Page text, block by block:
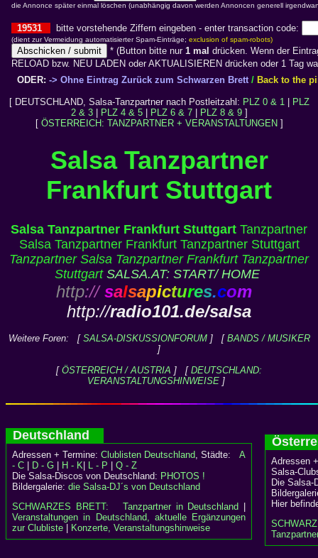
die Annonce später einmal löschen (unabhängig davon werden Annoncen generell
19531 bitte vorstehende Ziffern eingeben - enter transaction code:
(dient zur Vermeidung automatisierter Spam-Einträge; exclusion of spam-robots)
* (Button bitte nur 1 mal drücken. Wenn der
RELOAD bzw. NEU LADEN oder AKTUALISIEREN drücken oder 1 Tag
ODER: -> Ohne Eintrag Zurück zum Schwarzen Brett / Back to the
[ DEUTSCHLAND, Salsa-Tanzpartner nach Postleitzahl: PLZ 0 & 1|
PLZ
2 & 3| PLZ 4 & 5| PLZ 6 & 7| PLZ 8 & 9]
[ ÖSTERREICH: TANZPARTNER + VERANSTALTUNGEN ]
Salsa Tanzpartner
Frankfurt Stuttgart
Salsa Tanzpartner Frankfurt Stuttgart Tanzpartner
Salsa Tanzpartner Frankfurt Tanzpartner Stuttgart
Tanzpartner Salsa Tanzpartner Frankfurt Tanzpartner
Stuttgart SALSA.AT: START/ HOME
http:// salsapictures.com
http://radio101.de/salsa
Weitere Foren: [ SALSA-DISKUSSIONFORUM] [ BANDS / MUSIKER
]
[ ÖSTERREICH / AUSTRIA ] [ DEUTSCHLAND:
VERANSTALTUNGSHINWEISE ]
Deutschland
Adressen + Termine: Clublisten Deutschland, Städte: A
- C
D - G H - K L - P
Q - Z
Die Salsa-Discos von Deutschland: PHOTOS !
Bildergalerie: die Salsa-DJ´s von Deutschland
SCHWARZES BRETT:
Tanzpartner in Deutschland
Veranstaltungen in Deutschland, aktuelle Ergänzungen
zur Clubliste
Konzerte, Veranstaltungshinweise
Adressen
Salsa-
Die
Hier